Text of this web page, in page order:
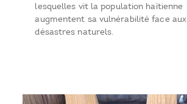
lesquelles vit la population haïtienne
augmentent sa vulnérabilité face aux
désastres naturels.